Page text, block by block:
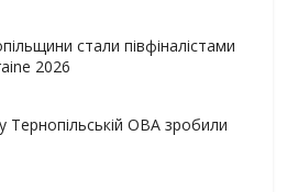
стали півфіналістами
2026
Тернопільській ОВА зробили